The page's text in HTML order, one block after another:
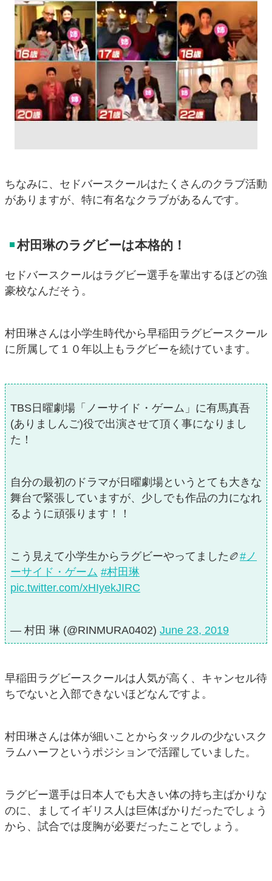
ちなみに、セドバースクールはたくさんのクラブ活動
がありますが、特に有名なクラブがあるんです。
村田琳のラグビーは本格的！
セドバースクールはラグビー選手を輩出するほどの強
豪校なんだそう。
村田琳さんは小学生時代から早稲田ラグビースクール
に所属して１０年以上もラグビーを続けています。
TBS日曜劇場「ノーサイド・ゲーム」に有馬真吾
(ありましんご)役で出演させて頂く事になりまし
た！
自分の最初のドラマが日曜劇場というとても大きな
舞台で緊張していますが、少しでも作品の力になれ
るように頑張ります！！
こう見えて小学生からラグビーやってました🏉#ノ
ーサイド・ゲーム #村田琳
pic.twitter.com/xHIyekJIRC
— 村田 琳 (@RINMURA0402) June 23, 2019
早稲田ラグビースクールは人気が高く、キャンセル待
ちでないと入部できないほどなんですよ。
村田琳さんは体が細いことからタックルの少ないスク
ラムハーフというポジションで活躍していました。
ラグビー選手は日本人でも大きい体の持ち主ばかりな
のに、ましてイギリス人は巨体ばかりだったでしょう
から、試合では度胸が必要だったことでしょう。